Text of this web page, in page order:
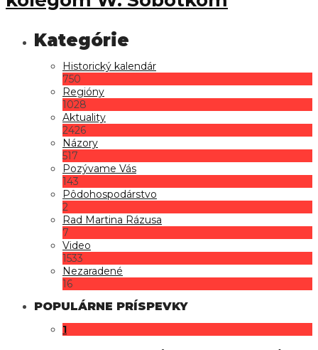
Historický kalendár
750
Regióny
1028
Aktuality
2426
Názory
517
Pozývame Vás
143
Pôdohospodárstvo
2
Rad Martina Rázusa
7
Video
1533
Nezaradené
16
POPULÁRNE PRÍSPEVKY
1